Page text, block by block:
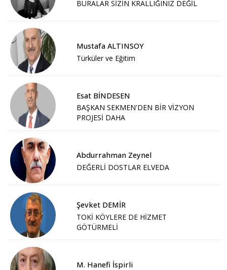
BURALAR SİZİN KRALLIĞINIZ DEĞİL
Mustafa ALTINSOY
Türküler ve Eğitim
Esat BİNDESEN
BAŞKAN SEKMEN'DEN BİR VİZYON
PROJESİ DAHA
Abdurrahman Zeynel
DEĞERLİ DOSTLAR ELVEDA
Şevket DEMİR
TOKİ KÖYLERE DE HİZMET
GÖTÜRMELİ
M. Hanefi İspirli